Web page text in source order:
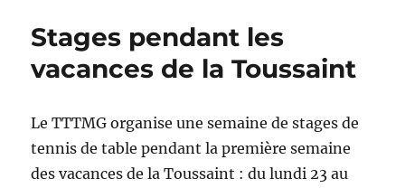
Stages pendant les
vacances de la Toussaint
Le TTTMG organise une semaine de stages de
tennis de table pendant la première semaine
des vacances de la Toussaint : du lundi 23 au